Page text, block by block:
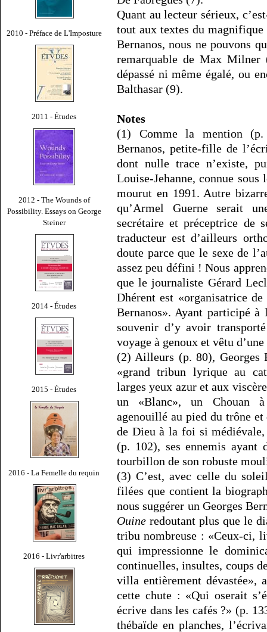
2010 - Préface de L'Imposture
2011 - Études
2012 - The Wounds of
Possibility. Essays on George
Steiner
2014 - Études
2015 - Études
2016 - La Femelle du requin
2016 - Livr'arbitres
Quant au lecteur sérieux,
tout aux textes du
Bernanos, nous ne pouvons
remarquable de Max
dépassé ni même égalé, ou
Balthasar (9).
Notes
(1) Comme la mention (p.
Bernanos, petite-fille de
dont nulle trace n’existe,
Louise-Jehanne, connue
mourut en 1991. Autre
qu’Armel Guerne serait
secrétaire et préceptrice de
traducteur est d’ailleurs
doute parce que le sexe de
assez peu défini ! Nous
que le journaliste Gérard
Dhérent est «organisatrice
Bernanos». Ayant participé à
souvenir d’y avoir
voyage à genoux et vêtu
(2) Ailleurs (p. 80), Georges
«grand tribun lyrique au
larges yeux azur et aux
un «Blanc», un Chouan à
agenouillé au pied du trône
de Dieu à la foi si
(p. 102), ses ennemis ayant
tourbillon de son robuste
(3) C’est, avec celle du
filées que contient la
nous suggérer un Georges
Ouine redoutant plus que le
tribu nombreuse : «Ceux-ci,
qui impressionne le
continuelles, insultes, coups
villa entièrement dévastée»,
cette chute : «Qui oserait
écrive dans les cafés ?» (p.
thébaïde en planches,